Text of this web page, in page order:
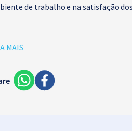
de trabalho e na satisfação
MAIS